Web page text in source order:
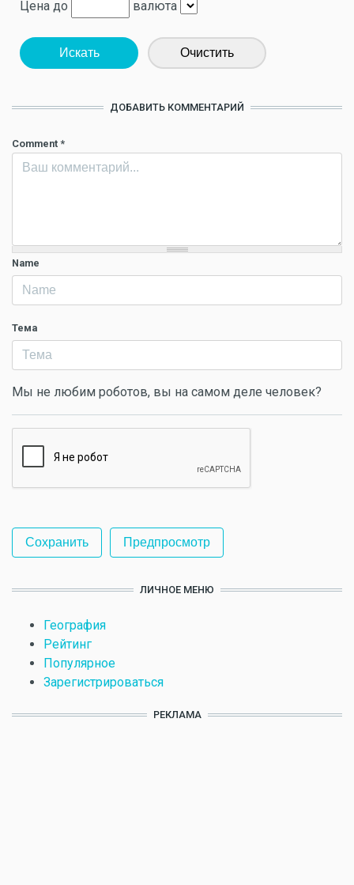
Цена до
валюта
Искать Очистить
ДОБАВИТЬ КОММЕНТАРИЙ
Comment *
Name
Тема
Мы не любим роботов, вы на самом деле человек?
ЛИЧНОЕ МЕНЮ
География
Рейтинг
Популярное
Зарегистрироваться
РЕКЛАМА